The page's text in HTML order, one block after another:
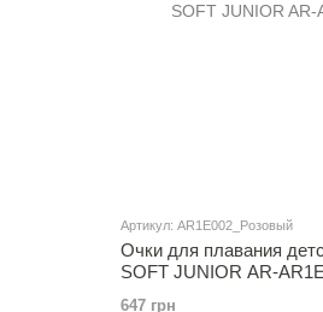
Артикул: AR1E002_Розовый
Очки для плавания
SOFT JUNIOR AR-
647 грн